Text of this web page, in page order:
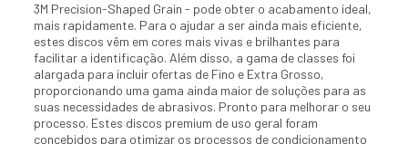
3M Precision-Shaped Grain - pode obter o acabamento ideal,
mais rapidamente. Para o ajudar a ser ainda mais eficiente,
estes discos vêm em cores mais vivas e brilhantes para
facilitar a identificação. Além disso, a gama de classes foi
alargada para incluir ofertas de Fino e Extra Grosso,
proporcionando uma gama ainda maior de soluções para as
suas necessidades de abrasivos. Pronto para melhorar o seu
processo. Estes discos premium de uso geral foram
concebidos para otimizar os processos de condicionamento